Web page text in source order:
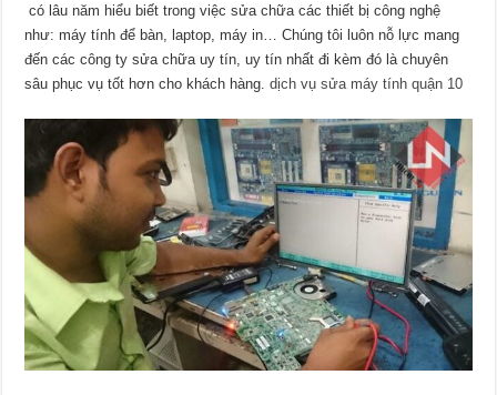
có lâu năm hiểu biết trong việc sửa chữa các thiết bị công nghệ
như: máy tính để bàn, laptop, máy in… Chúng tôi luôn nỗ lực mang
đến các công ty sửa chữa uy tín, uy tín nhất đi kèm đó là chuyên
sâu phục vụ tốt hơn cho khách hàng.dịch vụ sửa máy tính quận 10